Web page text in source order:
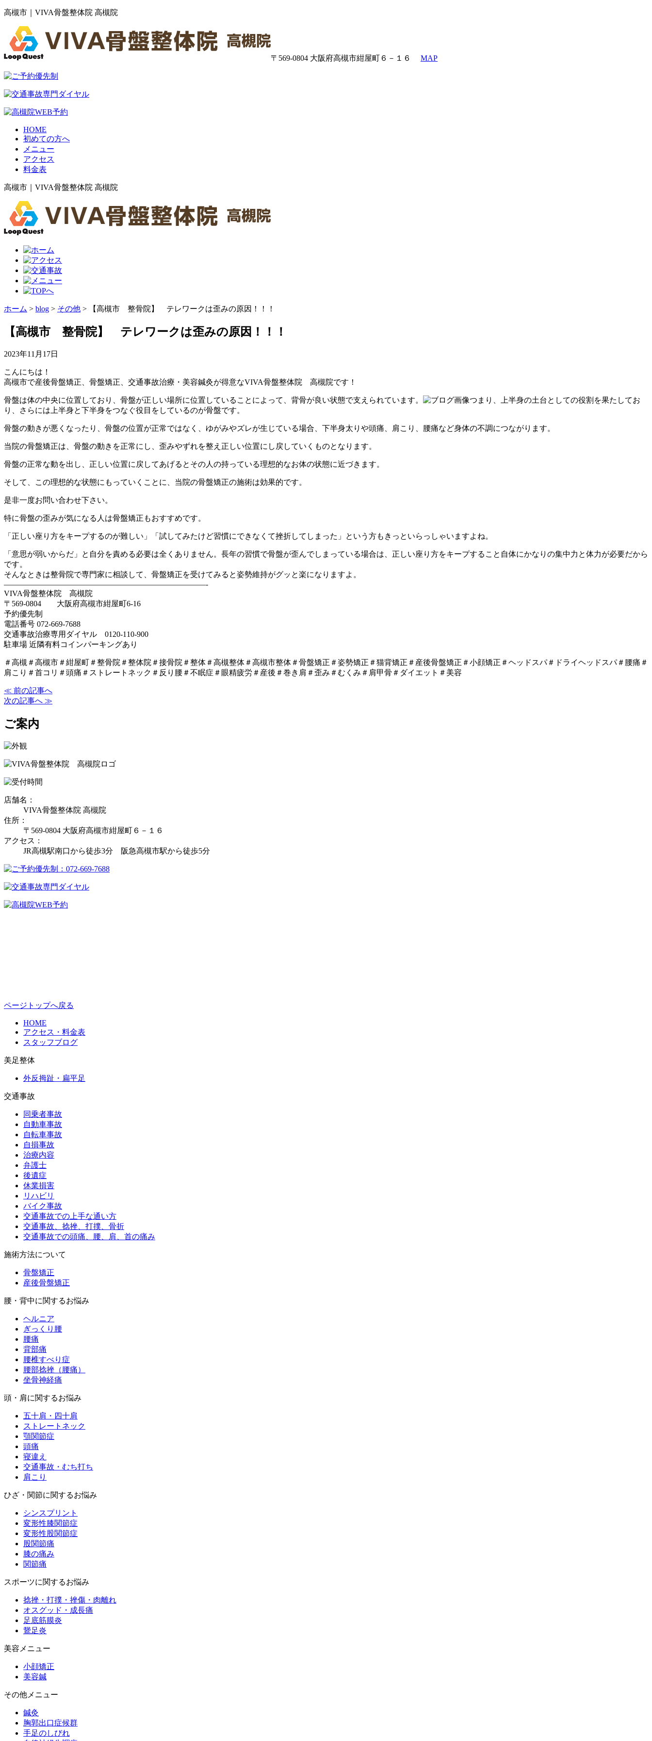
高槻市｜VIVA骨盤整体院 高槻院
〒569-0804 大阪府高槻市紺屋町６－１６ MAP
HOME
初めての方へ
メニュー
アクセス
料金表
高槻市｜VIVA骨盤整体院 高槻院
ホーム > blog > その他 > 【高槻市 整骨院】 テレワークは歪みの原因！！！
【高槻市 整骨院】 テレワークは歪みの原因！！！
2023年11月17日
こんにちは！
高槻市で産後骨盤矯正、骨盤矯正、交通事故治療・美容鍼灸が得意なVIVA骨盤整体院 高槻院です！
骨盤は体の中央に位置しており、骨盤が正しい場所に位置していることによって、背骨が良い状態で支えられています。
つまり、上半身の土台としての役割を果たしてお
り、さらには上半身と下半身をつなぐ役目をしているのが骨盤です。
骨盤の動きが悪くなったり、骨盤の位置が正常ではなく、ゆがみやズレが生じている場合、下半身太りや頭痛、肩こり、腰痛など身体の不調につながります。
当院の骨盤矯正は、骨盤の動きを正常にし、歪みやずれを整え正しい位置にし戻していくものとなります。
骨盤の正常な動を出し、正しい位置に戻してあげるとその人の持っている理想的なお体の状態に近づきます。
そして、この理想的な状態にもっていくことに、当院の骨盤矯正の施術は効果的です。
是非一度お問い合わせ下さい。
特に骨盤の歪みが気になる人は骨盤矯正もおすすめです。
「正しい座り方をキープするのが難しい」「試してみたけど習慣にできなくて挫折してしまった」という方もきっといらっしゃいますよね。
「意思が弱いからだ」と自分を責める必要は全くありません。長年の習慣で骨盤が歪んでしまっている場合は、正しい座り方をキープすること自体にかなりの集中力と体力が必要だから
です。
そんなときは整骨院で専門家に相談して、骨盤矯正を受けてみると姿勢維持がグッと楽になりますよ。
——————————————————————————-
VIVA骨盤整体院 高槻院
〒569-0804 大阪府高槻市紺屋町6-16
予約優先制
電話番号 072-669-7688
交通事故治療専用ダイヤル 0120-110-900
駐車場 近隣有料コインパーキングあり
＃高槻＃高槻市＃紺屋町＃整骨院＃整体院＃接骨院＃整体＃高槻整体＃高槻市整体＃骨盤矯正＃姿勢矯正＃猫背矯正＃産後骨盤矯正＃小顔矯正＃ヘッドスパ＃ドライヘッドスパ＃腰痛＃
肩こり＃首コリ＃頭痛＃ストレートネック＃反り腰＃不眠症＃眼精疲労＃産後＃巻き肩＃歪み＃むくみ＃肩甲骨＃ダイエット＃美容
≪ 前の記事へ
次の記事へ ≫
ご案内
店舗名：
VIVA骨盤整体院 高槻院
住所：
〒569-0804 大阪府高槻市紺屋町６－１６
アクセス：
JR高槻駅南口から徒歩3分 阪急高槻市駅から徒歩5分
ページトップへ戻る
HOME
アクセス・料金表
スタッフブログ
美足整体
外反拇趾・扁平足
交通事故
同乗者事故
自動車事故
自転車事故
自損事故
治療内容
弁護士
後遺症
休業損害
リハビリ
バイク事故
交通事故での上手な通い方
交通事故、捻挫、打撲、骨折
交通事故での頭痛、腰、肩、首の痛み
施術方法について
骨盤矯正
産後骨盤矯正
腰・背中に関するお悩み
ヘルニア
ぎっくり腰
腰痛
背部痛
腰椎すべり症
腰部捻挫（腰痛）
坐骨神経痛
頭・肩に関するお悩み
五十肩・四十肩
ストレートネック
顎関節症
頭痛
寝違え
交通事故・むち打ち
肩こり
ひざ・関節に関するお悩み
シンスプリント
変形性膝関節症
変形性股関節症
股関節痛
膝の痛み
関節痛
スポーツに関するお悩み
捻挫・打撲・挫傷・肉離れ
オスグッド・成長痛
足底筋膜炎
鵞足炎
美容メニュー
小顔矯正
美容鍼
その他メニュー
鍼灸
胸郭出口症候群
手足のしびれ